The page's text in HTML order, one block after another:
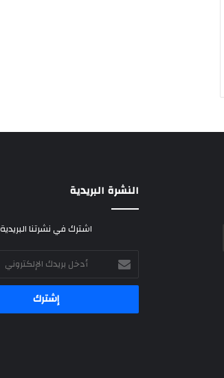
النشرة البريدية
اشترك في نشرتنا البريدية
أدخل
بريدك
الإلكتروني